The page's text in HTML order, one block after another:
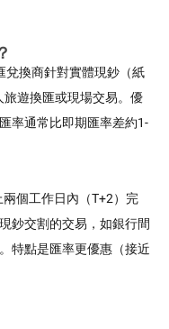
兌換商針對實體現鈔（紙
遊換匯或現場交易。優
率通常比即期匯率差約1-
個工作日內（T+2）完
鈔交割的交易，如銀行間
特點是匯率更優惠（接近